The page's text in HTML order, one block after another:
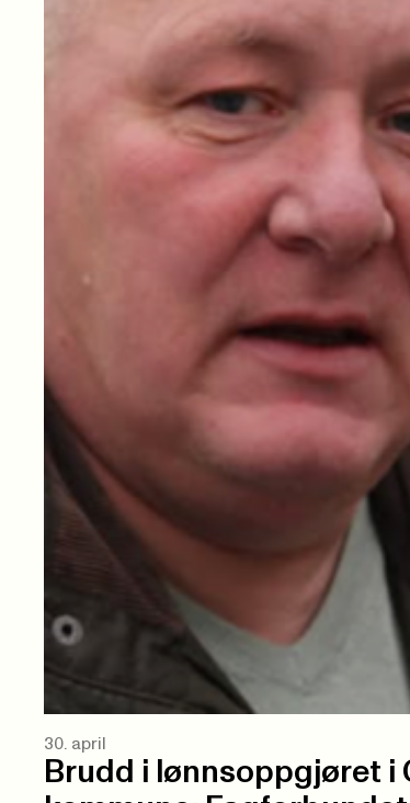
30. april
Brudd i lønnsoppgjøret i